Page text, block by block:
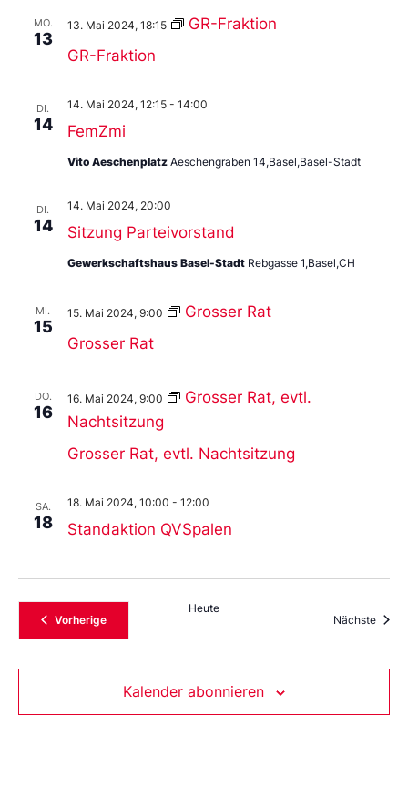
MO.
13
GR-Fraktion
13. Mai 2024, 18:15 GR-Fraktion
DI.
14 FemZmi
14. Mai 2024, 12:15 - 14:00
Vito Aeschenplatz Aeschengraben 14,Basel,Basel-Stadt
DI.
14 Sitzung Parteivorstand
14. Mai 2024, 20:00
Gewerkschaftshaus Basel-Stadt Rebgasse 1,Basel,CH
MI.
15
Grosser Rat
15. Mai 2024, 9:00 Grosser Rat
DO.
16
Grosser Rat, evtl. Nachtsitzung
16. Mai 2024, 9:00
Grosser Rat, evtl.
Nachtsitzung
SA.
18 Standaktion QVSpalen
18. Mai 2024, 10:00 - 12:00
VorherigeVeranstaltungen
Heute
Nächste
Kalender abonnieren